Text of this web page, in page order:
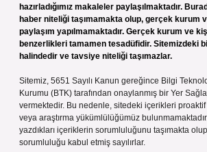
hazırladığımız makaleler paylaşılmaktadır.
haber niteliği taşımamakta olup, gerçek kurum
paylaşım yapılmamaktadır. Gerçek kurum ve
benzerlikleri tamamen tesadüfidir. Sitemizdeki
halindedir ve tavsiye niteliği taşımazlar.
Sitemiz, 5651 Sayılı Kanun gereğince Bilgi
Kurumu (BTK) tarafından onaylanmış bir Yer
vermektedir. Bu nedenle, sitedeki içerikleri
veya araştırma yükümlülüğümüz
yazdıkları içeriklerin sorumluluğunu taşımakta
sorumluluğu kabul etmiş sayılırlar.